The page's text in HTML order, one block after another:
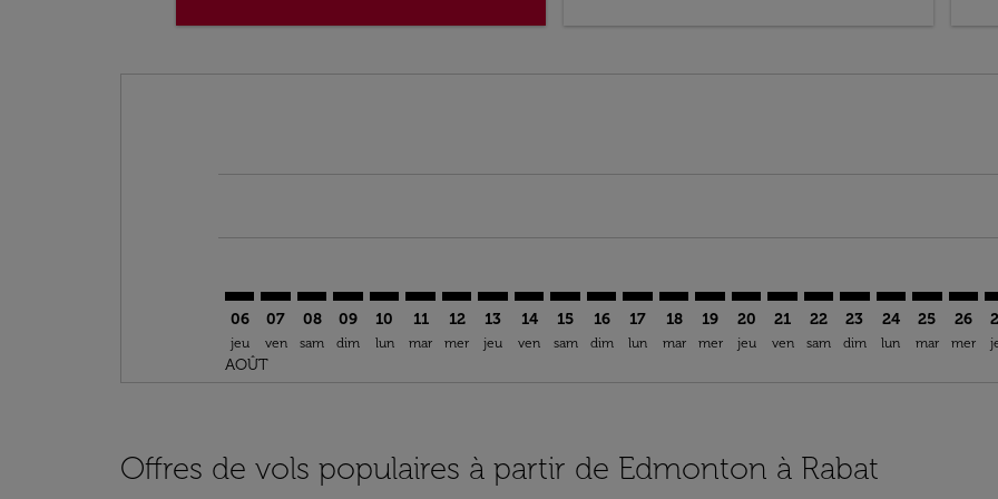
06
jeu
AOÛT
07
ven
08
sam
09
dim
10
lun
11
mar
12
mer
13
jeu
14
ven
15
sam
16
dim
17
lun
18
mar
YEG–RBA: cmp-view-offers-
19
mer
YEG–RBA: cmp-view-offers-
20
jeu
YEG–RBA: cmp-view-
21
ven
YEG–RBA: cmp-view-
22
sam
YEG–RBA: cmp-
23
dim
YEG–RBA:
24
lun
25
mar
26
mer
Offres de vols populaires à partir de Edmonton à Rabat